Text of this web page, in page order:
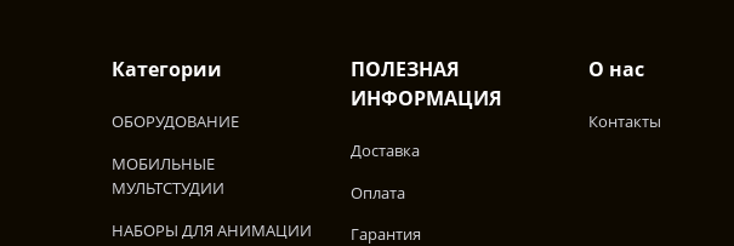
Категории
ОБОРУДОВАНИЕ
МОБИЛЬНЫЕ
МУЛЬТСТУДИИ
НАБОРЫ ДЛЯ АНИМАЦИИ
ПОЛЕЗНАЯ
ИНФОРМАЦИЯ
Доставка
Оплата
Гарантия
О нас
Контакты